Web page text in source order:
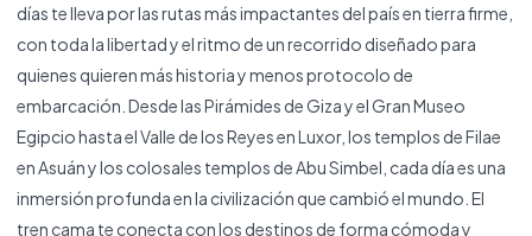
días te lleva por las rutas más impactantes del país en tierra firme,
con toda la libertad y el ritmo de un recorrido diseñado para
quienes quieren más historia y menos protocolo de
embarcación. Desde las Pirámides de Giza y el Gran Museo
Egipcio hasta el Valle de los Reyes en Luxor, los templos de Filae
en Asuán y los colosales templos de Abu Simbel, cada día es una
inmersión profunda en la civilización que cambió el mundo. El
tren cama te conecta con los destinos de forma cómoda y